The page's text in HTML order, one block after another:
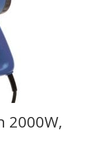
2000W,